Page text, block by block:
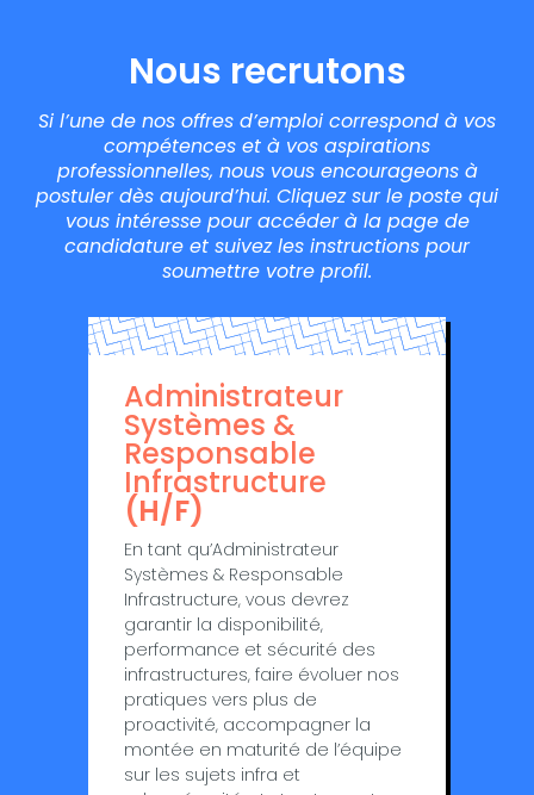
Nous recrutons
Si l’une de nos offres d’emploi correspond à vos
compétences et à vos aspirations
professionnelles, nous vous encourageons à
postuler dès aujourd’hui. Cliquez sur le poste qui
vous intéresse pour accéder à la page de
candidature et suivez les instructions pour
soumettre votre profil.
Administrateur
Systèmes &
Responsable
Infrastructure
(H/F)
En tant qu’Administrateur
Systèmes & Responsable
Infrastructure, vous devrez
garantir la disponibilité,
performance et sécurité des
infrastructures, faire évoluer nos
pratiques vers plus de
proactivité, accompagner la
montée en maturité de l’équipe
sur les sujets infra et